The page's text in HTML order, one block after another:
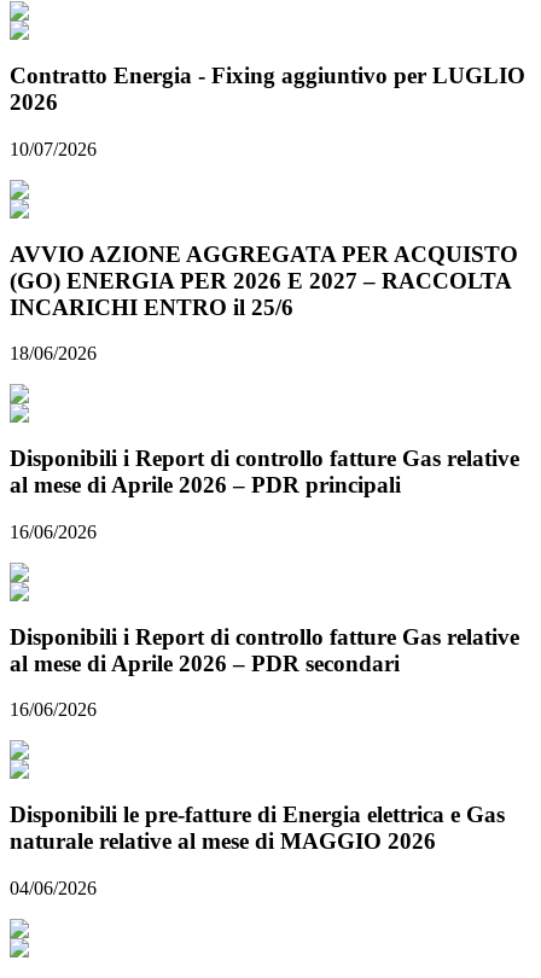
Contratto Energia - Fixing aggiuntivo per LUGLIO
2026
10/07/2026
AVVIO AZIONE AGGREGATA PER ACQUISTO
(GO) ENERGIA PER 2026 E 2027 – RACCOLTA
INCARICHI ENTRO il 25/6
18/06/2026
Disponibili i Report di controllo fatture Gas relative
al mese di Aprile 2026 – PDR principali
16/06/2026
Disponibili i Report di controllo fatture Gas relative
al mese di Aprile 2026 – PDR secondari
16/06/2026
Disponibili le pre-fatture di Energia elettrica e Gas
naturale relative al mese di MAGGIO 2026
04/06/2026